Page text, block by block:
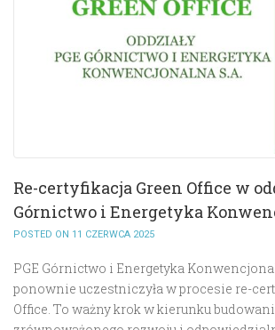
Re-certyfikacja Green Office w
Górnictwo i Energetyka
POSTED ON 11 CZERWCA 2025
PGE Górnictwo i Energetyka
ponownie uczestniczyła w procesie re-
Office. To ważny krok w kierunku